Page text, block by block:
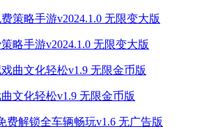
略手游v2024.1.0 无限变大版
文化轻松v1.9 无限金币版